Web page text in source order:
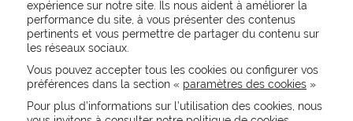
REJOIGNEZ-NOUS
CONTACTEZ-NOUS
NEWSLETTER
Recevez les actualités MOORE en exclusivité
expérience sur notre site. Ils nous aident à améliorer la
performance du site, à vous présenter des contenus
pertinents et vous permettre de partager du contenu sur
les réseaux sociaux.
Vous pouvez accepter tous les cookies ou configurer vos
préférences dans la section « paramètres des cookies »
Pour plus d’informations sur l’utilisation des cookies, nous